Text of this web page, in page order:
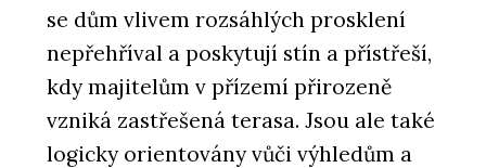
se dům vlivem rozsáhlých prosklení
nepřehříval a poskytují stín a přístřeší,
kdy majitelům v přízemí přirozeně
vzniká zastřešená terasa. Jsou ale také
logicky orientovány vůči výhledům a